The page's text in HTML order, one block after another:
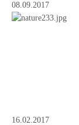
08.09.2017
16.02.2017